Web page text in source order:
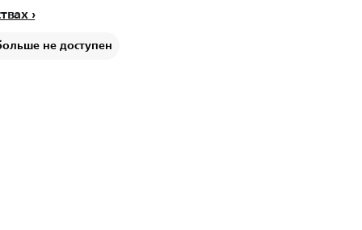
не доступен